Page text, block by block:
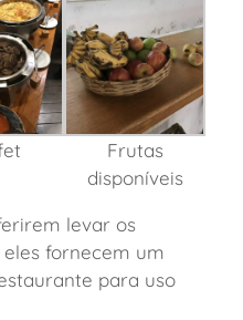
Frutas
disponíveis
levar os
fornecem um
para uso